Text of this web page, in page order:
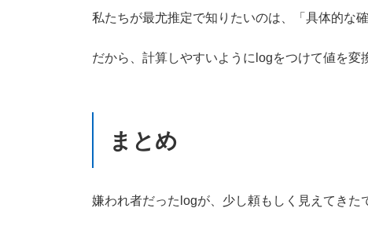
私たちが最尤推定で知りたいのは、「具体的な
だから、計算しやすいようにlogをつけて値を変
まとめ
嫌われ者だったlogが、少し頼もしく見えてきた